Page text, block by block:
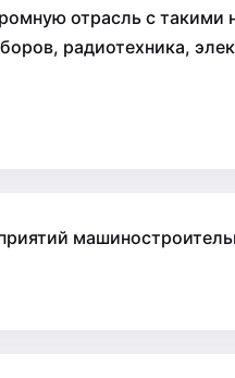
отрасль с такими
радиотехника,